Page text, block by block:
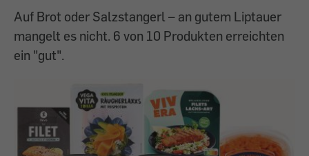
Auf Brot oder Salzstangerl – an gutem Liptauer
mangelt es nicht. 6 von 10 Produkten erreichten
ein "gut".